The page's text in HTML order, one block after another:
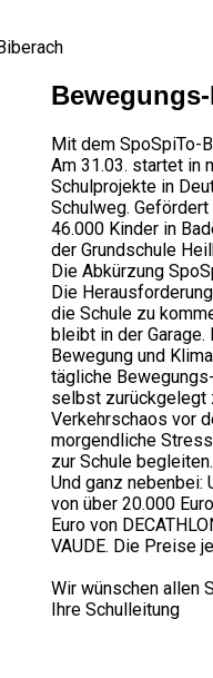
Mit dem SpoSpiTo-
Am 31.03. startet in
Schulprojekte in
Schulweg.
46.000 Kinder in
der Grundschule
Die Abkürzung
Die
die Schule zu
bleibt in der
Bewegung und
tägliche
selbst zurückgelegt
Verkehrschaos vor
morgendliche
zur Schule begleiten.
Und ganz nebenbei:
von über 20.000
Euro von
VAUDE. Die Preise
Wir wünschen allen
Ihre Schulleitung